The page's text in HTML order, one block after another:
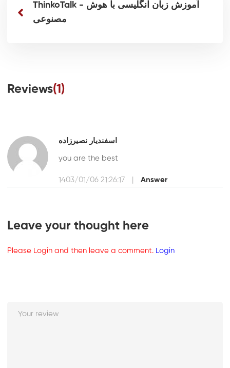
ThinkoTalk - آموزش زبان انگلیسی با هوش
مصنوعی
Reviews(1)
اسفندیار نصیرزاده
you are the best
1403/01/06 21:26:17 Answer
Leave your thought here
Please Login and then leave a comment. Login